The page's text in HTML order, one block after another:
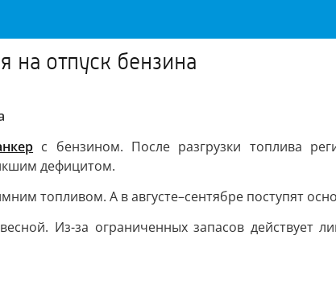
на отпуск бензина
с бензином. После разгрузки топлива
дефицитом.
топливом. А в августе–сентябре поступят
Из-за ограниченных запасов